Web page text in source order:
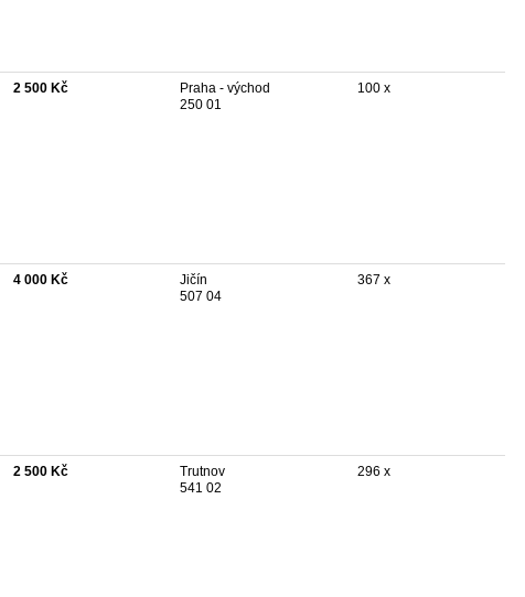
2 500 Kč
Praha - východ
250 01
100 x
4 000 Kč
Jičín
507 04
367 x
2 500 Kč
Trutnov
541 02
296 x